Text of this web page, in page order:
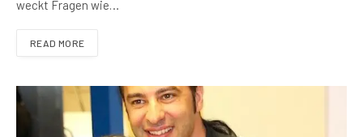
weckt Fragen wie…
READ MORE